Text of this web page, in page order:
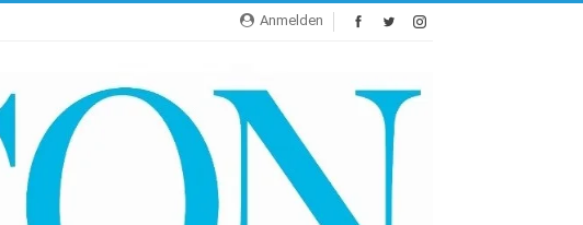
Anmelden